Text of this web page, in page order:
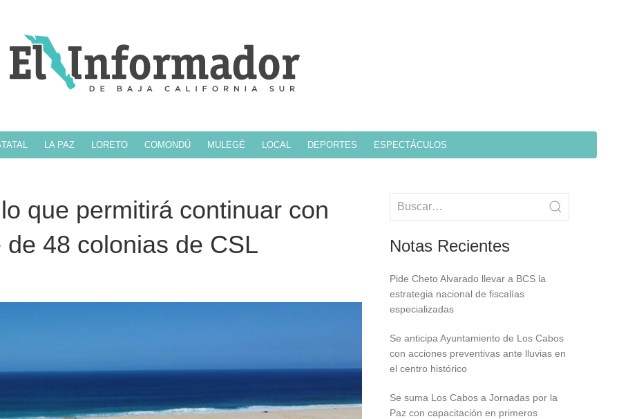
LA PAZ LORETO COMONDÚ MULEGÉ LOCAL DEPORTES ESPECTÁCULOS
que permitirá continuar con
48 colonias de CSL
Notas Recientes
Pide Cheto Alvarado llevar a BCS la
estrategia nacional de fiscalías
especializadas
Se anticipa Ayuntamiento de Los Cabos
con acciones preventivas ante lluvias en
el centro histórico
Se suma Los Cabos a Jornadas por la
Paz con capacitación en primeros